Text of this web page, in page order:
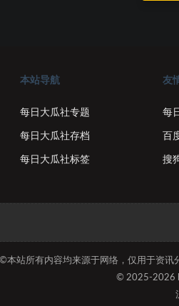
本站导航
每日大瓜社专题
每日大瓜社存档
每日大瓜社标签
友
每
百
搜
本站所有内容均来源于网络，仅用于资讯
© 2025-2026